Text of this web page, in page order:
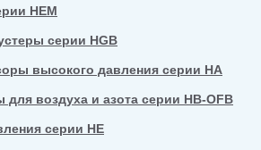
HEM
серии HGB
высокого давления серии HA
воздуха и азота серии HB-OFB
серии HE